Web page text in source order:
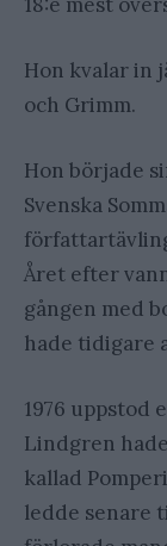
Hon kvalar in
och Grimm.
Hon började
Svenska
Året efter
gången med
hade tidigare
1976 uppstod
Lindgren
kallad
ledde senare